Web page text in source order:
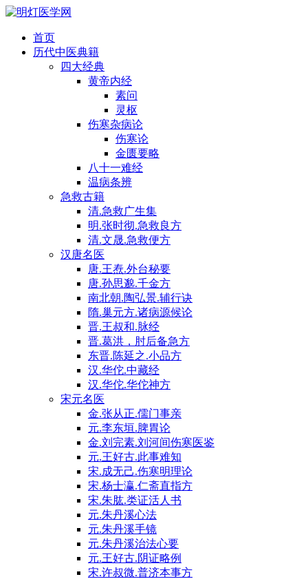
首页
历代中医典籍
四大经典
黄帝内经
素问
灵枢
伤寒杂病论
伤寒论
金匮要略
八十一难经
温病条辨
急救古籍
清.急救广生集
明.张时彻.急救良方
清.文晟.急救便方
汉唐名医
唐.王焘.外台秘要
唐.孙思邈.千金方
南北朝.陶弘景.辅行诀
隋.巢元方.诸病源候论
晋.王叔和.脉经
晋.葛洪，肘后备急方
东晋.陈延之.小品方
汉.华佗.中藏经
汉.华佗.华佗神方
宋元名医
金.张从正.儒门事亲
元.李东垣.脾胃论
金.刘完素.刘河间伤寒医鉴
元.王好古.此事难知
宋.成无己.伤寒明理论
宋.杨士瀛.仁斋直指方
宋.朱肱.类证活人书
元.朱丹溪心法
元.朱丹溪手镜
元.朱丹溪治法心要
元.王好古.阴证略例
宋.许叔微.普济本事方